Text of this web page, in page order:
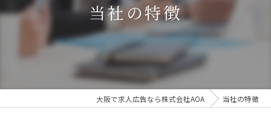
当社の特徴
大阪で求人広告なら株式会社AOA 当社の特徴